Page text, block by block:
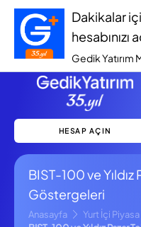
Dakikalar
hesabınızı
Gedik Yatırım
HESAP AÇIN
BIST-100 ve Yıldız
Göstergeleri
Anasayfa
Yurt İçi